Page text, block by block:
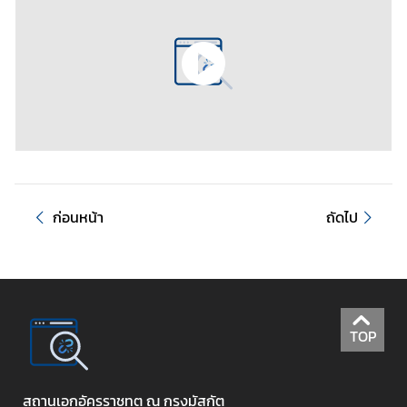
ก่อนหน้า ถัดไป
TOP
สถานเอกอัครราชทูต ณ กรุงมัสกัต